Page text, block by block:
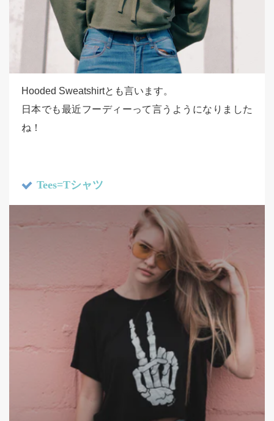
Hooded Sweatshirtとも言います。
日本でも最近フーディーって言うようになりました
ね！
Tees=Tシャツ